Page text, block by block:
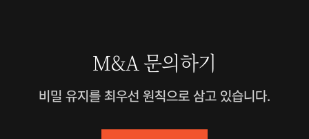
M&A 문의하기
비밀 유지를 최우선 원칙으로 삼고 있습니다.